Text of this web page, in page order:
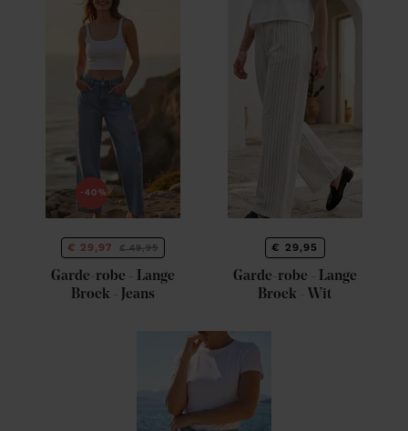
-40%
€ 29,97 € 49,95
Garde-robe - Lange
Broek - Jeans
€ 29,95
Garde-robe - Lange
Broek - Wit